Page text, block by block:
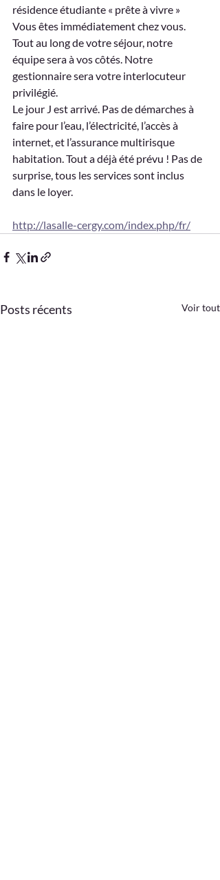
résidence étudiante « prête à vivre »
Vous êtes immédiatement chez vous.
Tout au long de votre séjour, notre
équipe sera à vos côtés. Notre
gestionnaire sera votre interlocuteur
privilégié.
Le jour J est arrivé. Pas de démarches à
faire pour l’eau, l’électricité, l’accès à
internet, et l’assurance multirisque
habitation. Tout a déjà été prévu ! Pas de
surprise, tous les services sont inclus
dans le loyer.
http://lasalle-cergy.com/index.php/fr/
Posts récents Voir tout